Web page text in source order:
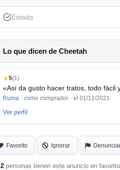
Estado
Lo que dicen de Cheetah
★5(1)
«Así da gusto hacer tratos, todo fácil
Ruma · como comprador · el 01/12/2021
Ver perfil
Favorito Ignorar
2 personas tienen este anuncio en